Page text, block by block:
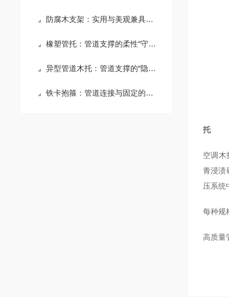
防腐木支架：实用与美观兼具的建筑构件
橡塑管托：管道支撑的柔性“守护者”
异型管道木托：管道支撑的“隐形守护者”
铁卡抱箍：管道连接与固定的坚固纽带
托
空调木
青浸渍
压系统
每种规
高质量